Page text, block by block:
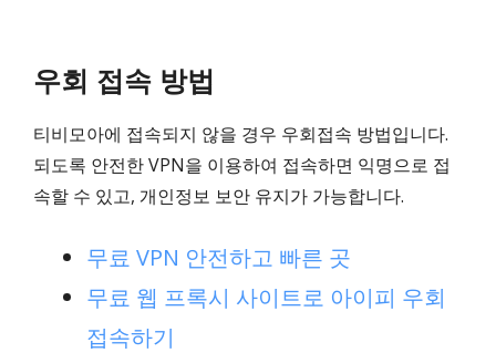
우회 접속 방법
티비모아에 접속되지 않을 경우 우회접속 방법입니다.
되도록 안전한 VPN을 이용하여 접속하면 익명으로 접
속할 수 있고, 개인정보 보안 유지가 가능합니다.
무료 VPN 안전하고 빠른 곳
무료 웹 프록시 사이트로 아이피 우회
접속하기